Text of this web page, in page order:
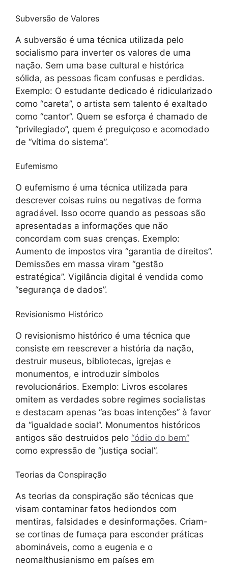
Subversão de Valores
A subversão é uma técnica utilizada pelo
socialismo para inverter os valores de uma
nação. Sem uma base cultural e histórica
sólida, as pessoas ficam confusas e perdidas.
Exemplo: O estudante dedicado é ridicularizado
como “careta”, o artista sem talento é exaltado
como “cantor”. Quem se esforça é chamado de
“privilegiado”, quem é preguiçoso e acomodado
de “vítima do sistema”.
Eufemismo
O eufemismo é uma técnica utilizada para
descrever coisas ruins ou negativas de forma
agradável. Isso ocorre quando as pessoas são
apresentadas a informações que não
concordam com suas crenças. Exemplo:
Aumento de impostos vira “garantia de direitos”.
Demissões em massa viram “gestão
estratégica”. Vigilância digital é vendida como
“segurança de dados”.
Revisionismo Histórico
O revisionismo histórico é uma técnica que
consiste em reescrever a história da nação,
destruir museus, bibliotecas, igrejas e
monumentos, e introduzir símbolos
revolucionários. Exemplo: Livros escolares
omitem as verdades sobre regimes socialistas
e destacam apenas “as boas intenções” à favor
da “igualdade social”. Monumentos históricos
antigos são destruidos pelo “ódio do bem”
como expressão de “justiça social”.
Teorias da Conspiração
As teorias da conspiração são técnicas que
visam contaminar fatos hediondos com
mentiras, falsidades e desinformações. Criam-
se cortinas de fumaça para esconder práticas
abomináveis, como a eugenia e o
neomalthusianismo em países em